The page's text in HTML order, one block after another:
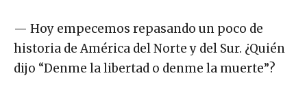
— Hoy empecemos repasando un poco de
historia de América del Norte y del Sur. ¿Quién
dijo “Denme la libertad o denme la muerte”?